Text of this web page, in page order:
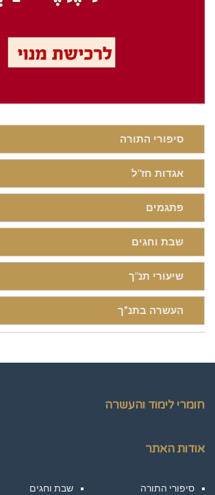
סיפורי התורה
אגדות חז"ל
פתגמים
שבת וחגים
שיעורי תנ"ך
העשרה בתנ”ך
חומרי לימוד והעשרה
אודות האתר
סיפורי התורה שבת וחגים